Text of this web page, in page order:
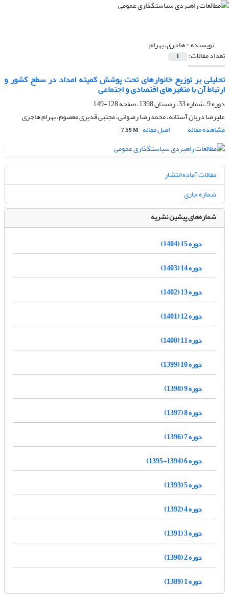
نویسنده =هاجری، بهرام
تعداد مقالات: 1
تحلیلی بر توزیع خانوارهای تحت پوشش کمیته امداد در سطح کشور و
ارتباط آن با متغیرهای اقتصادی و اجتماعی
دوره 9، شماره 33، زمستان 1398، صفحه
128-149
علیرضا دربان آستانه، محمدرضا رضوانی، مجتبی قدیری معصوم، بهرام هاجری
مشاهده مقاله
اصل مقاله 7.59 M
مقالات آماده انتشار
شماره جاری
شماره‌های پیشین نشریه
دوره 15 (1404)
دوره 14 (1403)
دوره 13 (1402)
دوره 12 (1401)
دوره 11 (1400)
دوره 10 (1399)
دوره 9 (1398)
دوره 8 (1397)
دوره 7 (1396)
دوره 6 (1394-1395)
دوره 5 (1393)
دوره 4 (1392)
دوره 3 (1391)
دوره 2 (1390)
دوره 1 (1389)